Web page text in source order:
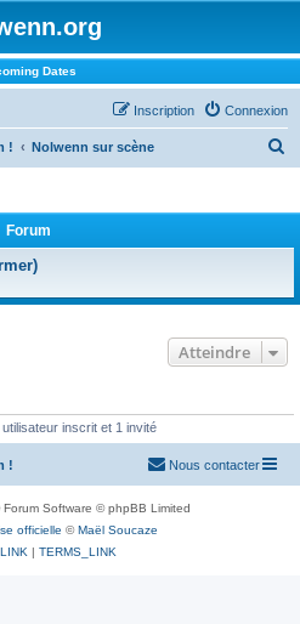
Dates
Connexion
Inscription
! Nolwenn sur scène
Forum
Atteindre
inscrit et 1 invité
! Nous contacter
Forum Software © phpBB Limited
officielle ©Maël Soucaze
| TERMS_LINK